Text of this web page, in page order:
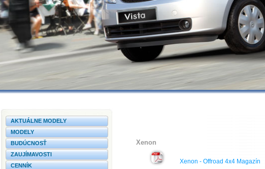
AKTUÁLNE MODELY
MODELY
BUDÚCNOSŤ
ZAUJÍMAVOSTI
CENNÍK
Xenon
Xenon - Offroad 4x4 Magazín